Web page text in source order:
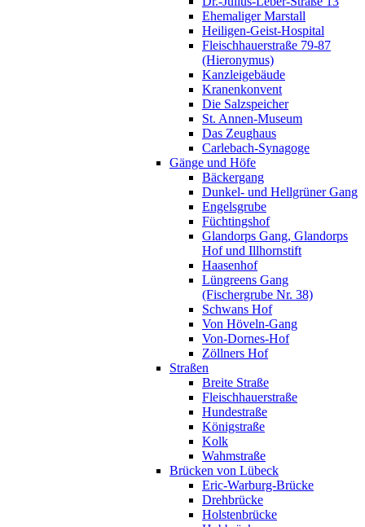
Ehemaliger Marstall
Heiligen-Geist-Hospital
Fleischhauerstraße 79-87
(Hieronymus)
Kanzleigebäude
Kranenkonvent
Die Salzspeicher
St. Annen-Museum
Das Zeughaus
Carlebach-Synagoge
Gänge und Höfe
Bäckergang
Dunkel- und Hellgrüner Gang
Engelsgrube
Füchtingshof
Glandorps Gang, Glandorps
Hof und Illhornstift
Haasenhof
Lüngreens Gang
(Fischergrube Nr. 38)
Schwans Hof
Von Höveln-Gang
Von-Dornes-Hof
Zöllners Hof
Straßen
Breite Straße
Fleischhauerstraße
Hundestraße
Königstraße
Kolk
Wahmstraße
Brücken von Lübeck
Eric-Warburg-Brücke
Drehbrücke
Holstenbrücke